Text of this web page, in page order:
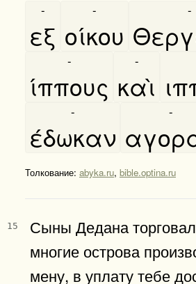
εξ
-
οίκου
- -
ίππους
-
καὶ
-
έδωκαν
- -
Толкование: abyka.ru, bible.optina.ru
15
Сыны Дедана
многие острова
мену, в уплату тебе